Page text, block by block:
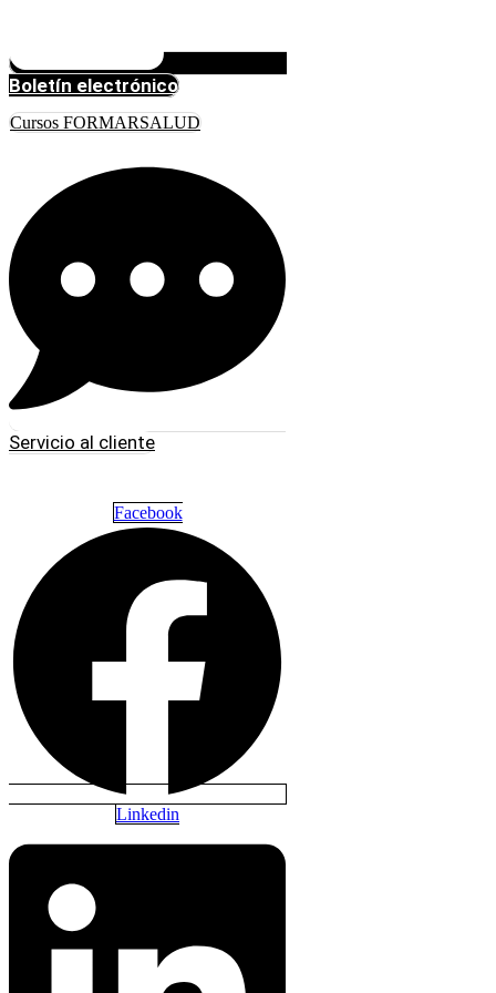
Boletín electrónico
Cursos FORMARSALUD
Servicio al cliente
Facebook
Linkedin